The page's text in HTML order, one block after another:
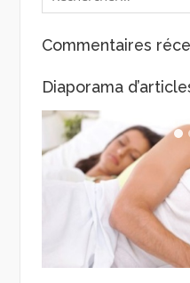
Commentaires
Diaporama